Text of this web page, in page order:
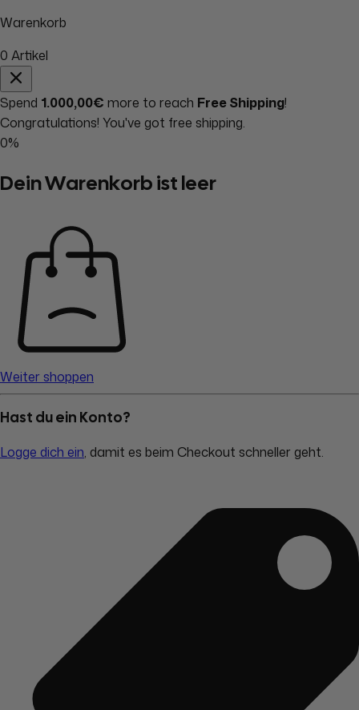
Warenkorb
0 Artikel
Spend 1.000,00€ more to reach Free Shipping!
Congratulations! You've got free shipping.
0%
Dein Warenkorb ist leer
Weiter shoppen
Hast du ein Konto?
Logge dich ein, damit es beim Checkout schneller geht.